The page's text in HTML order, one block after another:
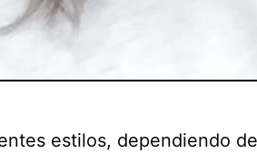
estilos, dependiendo